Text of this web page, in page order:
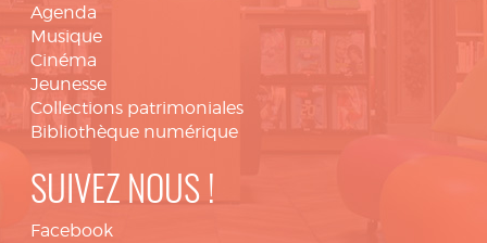
Agenda
Musique
Cinéma
Jeunesse
Collections patrimoniales
Bibliothèque numérique
SUIVEZ NOUS !
Facebook